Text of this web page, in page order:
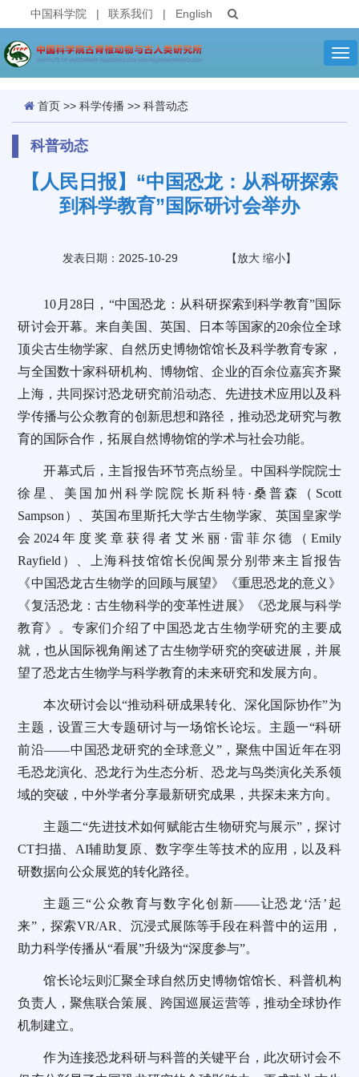
中国科学院 | 联系我们 | English
首页 >> 科学传播 >> 科普动态
科普动态
【人民日报】“中国恐龙：从科研探索
到科学教育”国际研讨会举办
发表日期：2025-10-29 【放大 缩小】
10月28日，“中国恐龙：从科研探索到科学教育”国际
研讨会开幕。来自美国、英国、日本等国家的20余位全球
顶尖古生物学家、自然历史博物馆馆长及科学教育专家，
与全国数十家科研机构、博物馆、企业的百余位嘉宾齐聚
上海，共同探讨恐龙研究前沿动态、先进技术应用以及科
学传播与公众教育的创新思想和路径，推动恐龙研究与教
育的国际合作，拓展自然博物馆的学术与社会功能。
开幕式后，主旨报告环节亮点纷呈。中国科学院院士
徐星、美国加州科学院院长斯科特·桑普森（Scott
Sampson）、英国布里斯托大学古生物学家、英国皇家学
会2024年度奖章获得者艾米丽·雷菲尔德（Emily
Rayfield）、上海科技馆馆长倪闽景分别带来主旨报告
《中国恐龙古生物学的回顾与展望》《重思恐龙的意义》
《复活恐龙：古生物科学的变革性进展》《恐龙展与科学
教育》。专家们介绍了中国恐龙古生物学研究的主要成
就，也从国际视角阐述了古生物学研究的突破进展，并展
望了恐龙古生物学与科学教育的未来研究和发展方向。
本次研讨会以“推动科研成果转化、深化国际协作”为
主题，设置三大专题研讨与一场馆长论坛。主题一“科研
前沿——中国恐龙研究的全球意义”，聚焦中国近年在羽
毛恐龙演化、恐龙行为生态分析、恐龙与鸟类演化关系领
域的突破，中外学者分享最新研究成果，共探未来方向。
主题二“先进技术如何赋能古生物研究与展示”，探讨
CT扫描、AI辅助复原、数字孪生等技术的应用，以及科
研数据向公众展览的转化路径。
主题三“公众教育与数字化创新——让恐龙‘活’起
来”，探索VR/AR、沉浸式展陈等手段在科普中的运用，
助力科学传播从“看展”升级为“深度参与”。
馆长论坛则汇聚全球自然历史博物馆馆长、科普机构
负责人，聚焦联合策展、跨国巡展运营等，推动全球协作
机制建立。
作为连接恐龙科研与科普的关键平台，此次研讨会不